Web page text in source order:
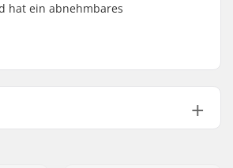
hat ein abnehmbares